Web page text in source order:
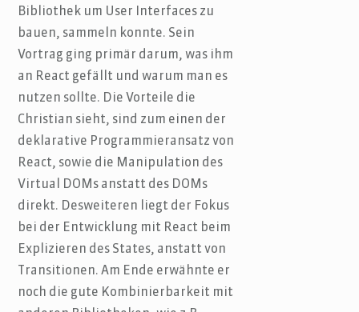
Bibliothek um User Interfaces zu
bauen, sammeln konnte. Sein
Vortrag ging primär darum, was ihm
an React gefällt und warum man es
nutzen sollte. Die Vorteile die
Christian sieht, sind zum einen der
deklarative Programmieransatz von
React, sowie die Manipulation des
Virtual DOMs anstatt des DOMs
direkt. Desweiteren liegt der Fokus
bei der Entwicklung mit React beim
Explizieren des States, anstatt von
Transitionen. Am Ende erwähnte er
noch die gute Kombinierbarkeit mit